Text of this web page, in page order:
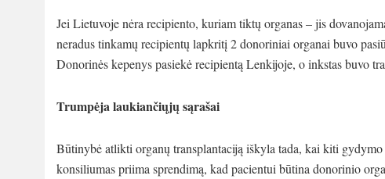
Jei Lietuvoje nėra recipiento, kuriam tiktų organas – jis
neradus tinkamų recipientų lapkritį 2 donoriniai organai buvo
Donorinės kepenys pasiekė recipientą Lenkijoje, o inkstas buvo
Trumpėja laukiančiųjų sąrašai
Būtinybė atlikti organų transplantaciją iškyla tada, kai kiti
konsiliumas priima sprendimą, kad pacientui būtina donorinio